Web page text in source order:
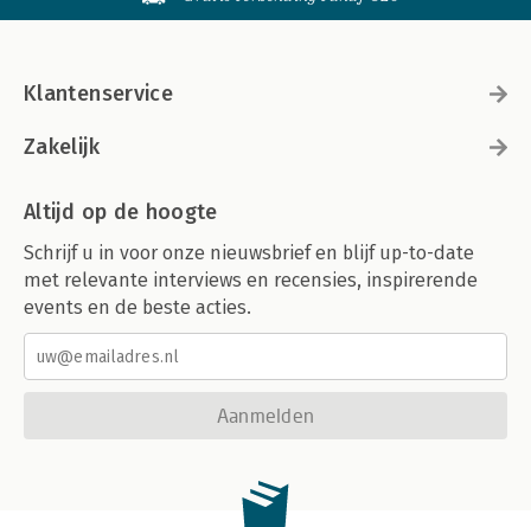
Klantenservice
Zakelijk
Altijd op de hoogte
Schrijf u in voor onze nieuwsbrief en blijf up-to-date
met relevante interviews en recensies, inspirerende
events en de beste acties.
Aanmelden